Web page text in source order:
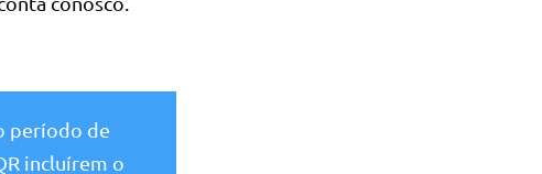
período de
incluírem o